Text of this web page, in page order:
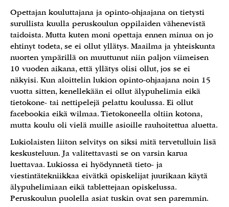
Opettajan kouluttajana ja opinto-ohjaajana on tietysti
surullista kuulla peruskoulun oppilaiden vähenevistä
taidoista. Mutta kuten moni opettaja ennen minua on jo
ehtinyt todeta, se ei ollut yllätys. Maailma ja yhteiskunta
nuorten ympärillä on muuttunut niin paljon viimeisen
10 vuoden aikana, että yllätys olisi ollut, jos se ei
näkyisi. Kun aloittelin lukion opinto-ohjaajana noin 15
vuotta sitten, kenellekään ei ollut älypuhelimia eikä
tietokone- tai nettipelejä pelattu koulussa. Ei ollut
facebookia eikä wilmaa. Tietokoneella oltiin kotona,
mutta koulu oli vielä muille asioille rauhoitettua aluetta.
Lukiolaisten liiton selvitys on siksi mitä tervetulluin lisä
keskusteluun. Ja valitettavasti se on varsin karua
luettavaa. Lukiossa ei hyödynnetä tieto- ja
viestintätekniikkaa eivätkä opiskelijat juurikaan käytä
älypuhelimiaan eikä tablettejaan opiskelussa.
Peruskoulun puolella asiat tuskin ovat sen paremmin.